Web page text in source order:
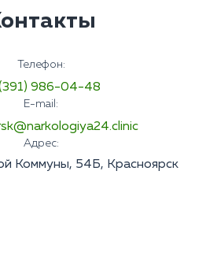
Телефон:
986-04-48
E-mail:
Адрес:
Коммуны, 54Б, Красноярск